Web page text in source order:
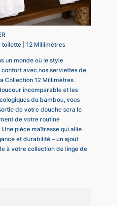
| 12 Millimètres
un monde où le style
avec nos serviettes de
Collection 12 Millimètres.
incomparable et les
du bambou, vous
de votre douche sera le
de votre routine
pièce maîtresse qui allie
et durabilité – un ajout
à votre collection de linge de